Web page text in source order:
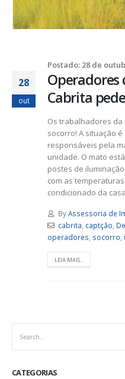
Postado: 28 de
28
out
Operadores
Cabrita
Os trabalhadores da
socorro! A situação
responsáveis pela
unidade. O mato
postes de
com as
condicionado da
ByAssessoria de
cabrita captção
operadores socorro
LEIA MAIS...
CATEGORIAS